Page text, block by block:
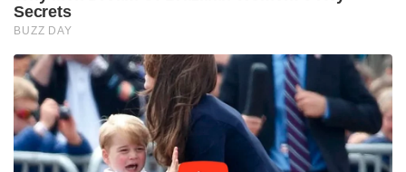
Secrets
BUZZ DAY